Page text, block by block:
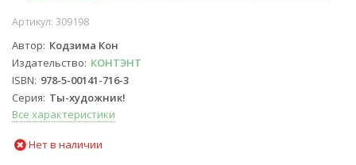
Артикул: 309198
Автор Кодзима Кон
Издательство КОНТЭНТ
ISBN 978-5-00141-716-3
Серия Ты-художник!
Все характеристики
Нет в наличии